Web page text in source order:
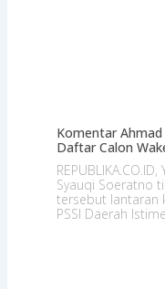
Komentar
Daftar Calon
Syauqi Soeratno
tersebut lantaran
PSSI Daerah